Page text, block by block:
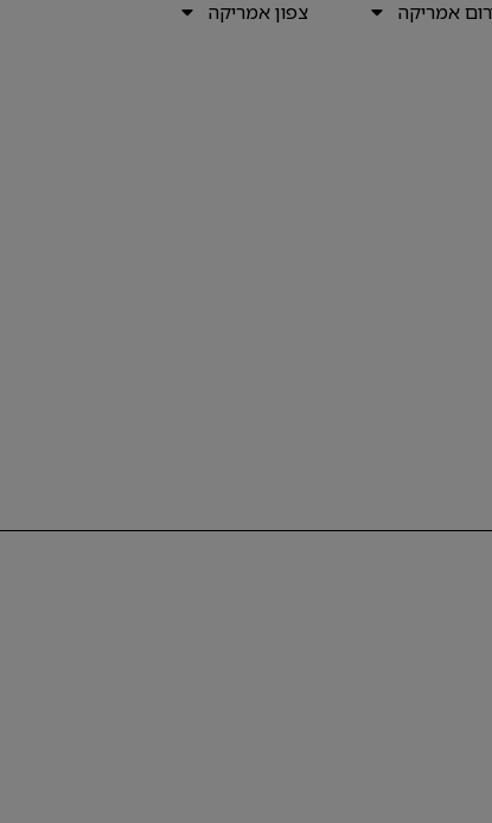
אמריקה
צפון אמריקה